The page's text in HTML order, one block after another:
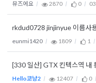
뮤즈에요 2870 0
rkdud0728 jinjinyue 이름사
eunmi1420 1809 1
[330 일산] GTX 킨텍스역 내
Hello코냥2 12407 0